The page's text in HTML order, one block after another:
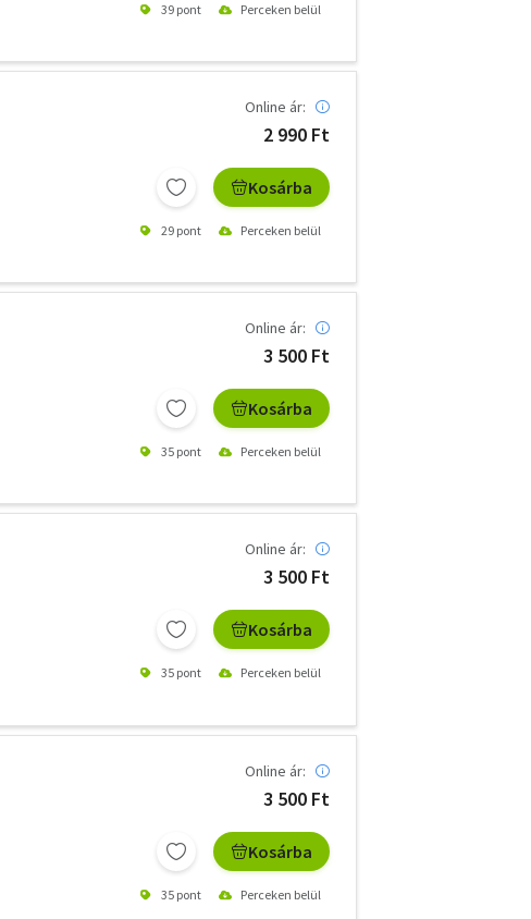
39 pont Perceken belül
Online ár:
2 990 Ft
Kosárba
29 pont Perceken belül
Online ár:
3 500 Ft
Kosárba
35 pont Perceken belül
Online ár:
3 500 Ft
Kosárba
35 pont Perceken belül
Online ár:
3 500 Ft
Kosárba
35 pont Perceken belül